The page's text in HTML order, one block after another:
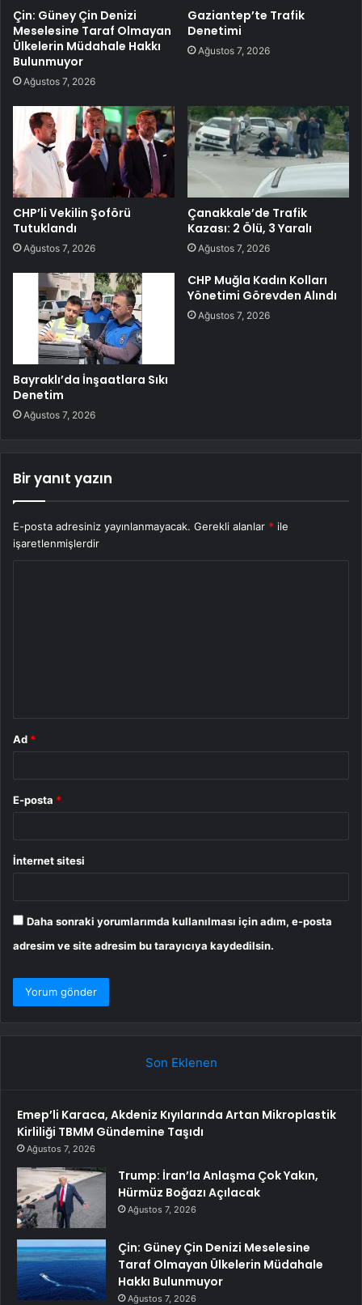
Çin: Güney Çin Denizi
Meselesine Taraf Olmayan
Ülkelerin Müdahale Hakkı
Bulunmuyor
Ağustos 7, 2026
Gaziantep’te Trafik
Denetimi
Ağustos 7, 2026
CHP’li Vekilin Şoförü
Tutuklandı
Ağustos 7, 2026
Çanakkale’de Trafik
Kazası: 2 Ölü, 3 Yaralı
Ağustos 7, 2026
Bayraklı’da İnşaatlara Sıkı
Denetim
Ağustos 7, 2026
CHP Muğla Kadın Kolları
Yönetimi Görevden Alındı
Ağustos 7, 2026
Bir yanıt yazın
E-posta adresiniz yayınlanmayacak. Gerekli alanlar * ile
işaretlenmişlerdir
Ad *
E-posta *
İnternet sitesi
Daha sonraki yorumlarımda kullanılması için adım, e-posta
adresim ve site adresim bu tarayıcıya kaydedilsin.
Son Eklenen
Emep’li Karaca, Akdeniz Kıyılarında Artan Mikroplastik
Kirliliği TBMM Gündemine Taşıdı
Ağustos 7, 2026
Trump: İran’la Anlaşma Çok Yakın,
Hürmüz Boğazı Açılacak
Ağustos 7, 2026
Çin: Güney Çin Denizi Meselesine
Taraf Olmayan Ülkelerin Müdahale
Hakkı Bulunmuyor
Ağustos 7, 2026